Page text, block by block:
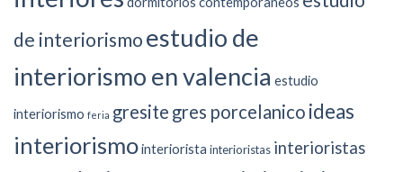
de interiorismo estudio de
interiorismo en valencia estudio
interiorismo feria gresite gres porcelanico ideas
interiorismointeriorista interioristas interioristas